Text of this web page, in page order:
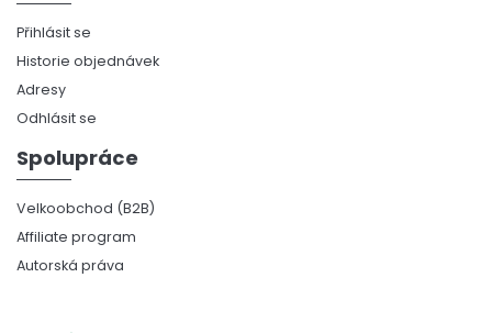
Přihlásit se
Historie objednávek
Adresy
Odhlásit se
Spolupráce
Velkoobchod (B2B)
Affiliate program
Autorská práva